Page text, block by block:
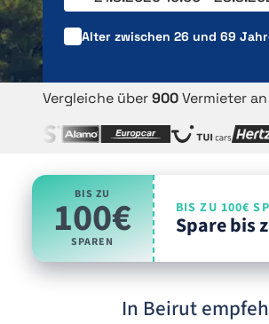
Alter zwischen 26 und 69
Vergleiche über900Vermieter an
BIS ZU
100€
SPAREN
BIS ZU 100€
Spare bis
In Beirut